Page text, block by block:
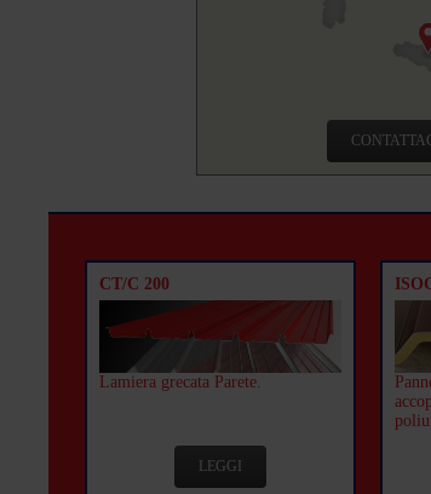
CT/C 200
Lamiera grecata Parete.
LEGGI